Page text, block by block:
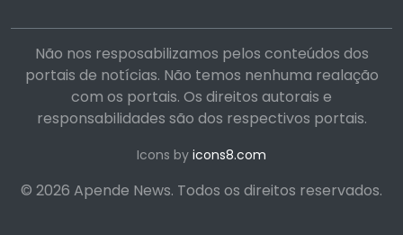
Não nos resposabilizamos pelos conteúdos dos
portais de notícias. Não temos nenhuma realação
com os portais. Os direitos autorais e
responsabilidades são dos respectivos portais.
Icons by icons8.com
© 2026 Apende News. Todos os direitos reservados.